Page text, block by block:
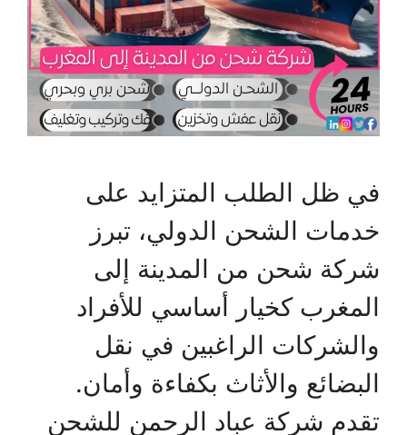
في ظل الطلب المتزايد على
خدمات الشحن الدولي، تبرز
شركة شحن من المدينة إلى
المغرب كخيار أساسي للأفراد
والشركات الراغبين في نقل
البضائع والأثاث بكفاءة وأمان.
تقدم شركة عباد الرحمن للشحن